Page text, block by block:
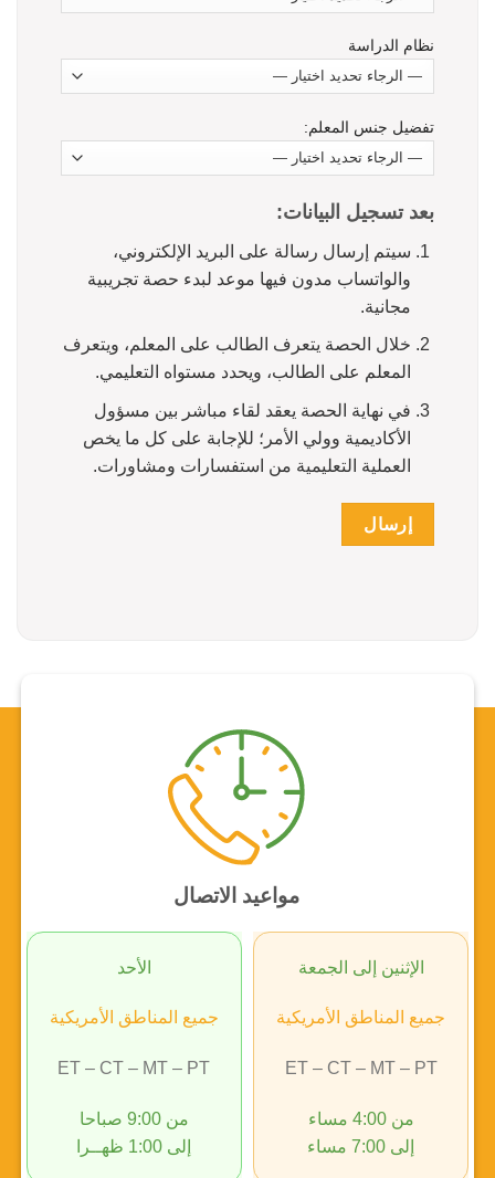
نظام الدراسة
تفضيل جنس المعلم:
بعد تسجيل البيانات:
سيتم إرسال رسالة على البريد الإلكتروني،
والواتساب مدون فيها موعد لبدء حصة تجريبية
مجانية.
خلال الحصة يتعرف الطالب على المعلم، ويتعرف
المعلم على الطالب، ويحدد مستواه التعليمي.
في نهاية الحصة يعقد لقاء مباشر بين مسؤول
الأكاديمية وولي الأمر؛ للإجابة على كل ما يخص
العملية التعليمية من استفسارات ومشاورات.
مواعيد الاتصال
الإثنين إلى الجمعة
جميع المناطق الأمريكية
ET – CT – MT – PT
من 4:00 مساء
إلى 7:00 مساء
الأحد
جميع المناطق الأمريكية
ET – CT – MT – PT
من 9:00 صباحا
إلى 1:00 ظهــرا